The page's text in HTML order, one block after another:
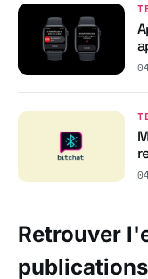
Retrouver
publications